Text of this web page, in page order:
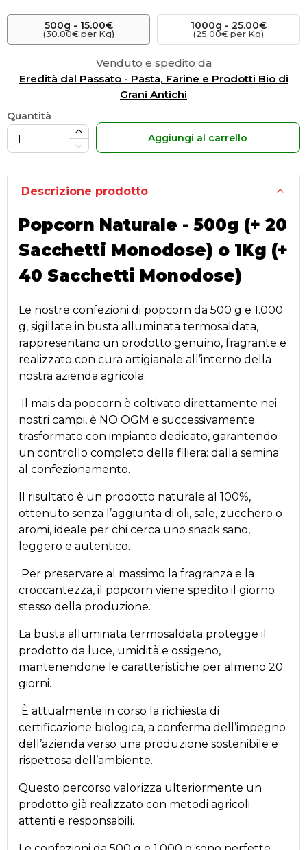
500g - 15.00€
(30.00€ per Kg)
1000g - 25.00€
(25.00€ per Kg)
Venduto e spedito da
Eredità dal Passato - Pasta, Farine e Prodotti Bio di
Grani Antichi
Quantità
Aggiungi al carrello
Descrizione prodotto
Popcorn Naturale - 500g (+ 20
Sacchetti Monodose) o 1Kg (+
40 Sacchetti Monodose)
Le nostre confezioni di popcorn da 500 g e 1.000
g, sigillate in busta alluminata termosaldata,
rappresentano un prodotto genuino, fragrante e
realizzato con cura artigianale all’interno della
nostra azienda agricola.
Il mais da popcorn è coltivato direttamente nei
nostri campi, è NO OGM e successivamente
trasformato con impianto dedicato, garantendo
un controllo completo della filiera: dalla semina
al confezionamento.
Il risultato è un prodotto naturale al 100%,
ottenuto senza l’aggiunta di oli, sale, zucchero o
aromi, ideale per chi cerca uno snack sano,
leggero e autentico.
Per preservare al massimo la fragranza e la
croccantezza, il popcorn viene spedito il giorno
stesso della produzione.
La busta alluminata termosaldata protegge il
prodotto da luce, umidità e ossigeno,
mantenendone le caratteristiche per almeno 20
giorni.
È attualmente in corso la richiesta di
certificazione biologica, a conferma dell’impegno
dell’azienda verso una produzione sostenibile e
rispettosa dell’ambiente.
Questo percorso valorizza ulteriormente un
prodotto già realizzato con metodi agricoli
attenti e responsabili.